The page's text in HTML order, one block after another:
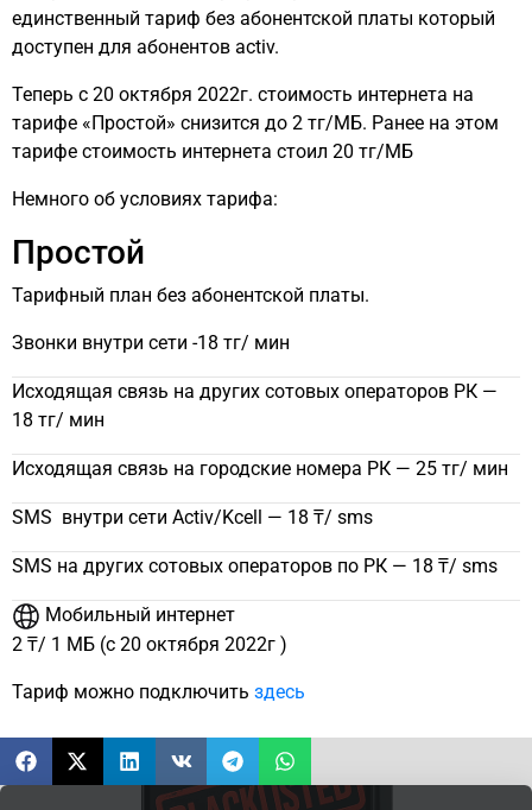
единственный тариф без абонентской платы который
доступен для абонентов activ.
Теперь с 20 октября 2022г. стоимость интернета на
тарифе «Простой» снизится до 2 тг/МБ. Ранее на этом
тарифе стоимость интернета стоил 20 тг/МБ
Немного об условиях тарифа:
Простой
Тарифный план без абонентской платы.
Звонки внутри сети -18 тг/ мин
Исходящая связь на других сотовых операторов РК —
18 тг/ мин
Исходящая связь на городские номера РК — 25 тг/ мин
SMS внутри сети Activ/Kcell — 18 ₸/ sms
SMS на других сотовых операторов по РК — 18 ₸/ sms
Мобильный интернет
2 ₸/ 1 MБ (c 20 октября 2022г )
Тариф можно подключить здесь